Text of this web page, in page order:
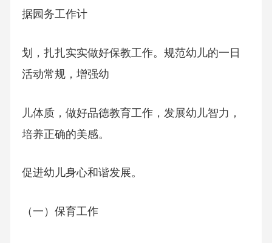
据园务工作计
划，扎扎实实做好保教工作。规范幼儿的一日
活动常规，增强幼
儿体质，做好品德教育工作，发展幼儿智力，
培养正确的美感。
促进幼儿身心和谐发展。
（一）保育工作